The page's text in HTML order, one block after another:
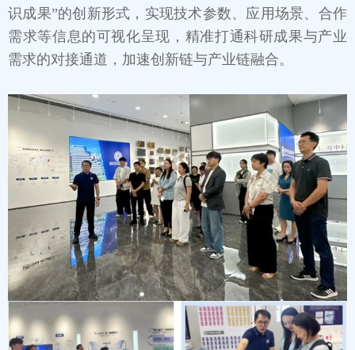
识成果”的创新形式，实现技术参数、应用场景、合作
需求等信息的可视化呈现，精准打通科研成果与产业
需求的对接通道，加速创新链与产业链融合。